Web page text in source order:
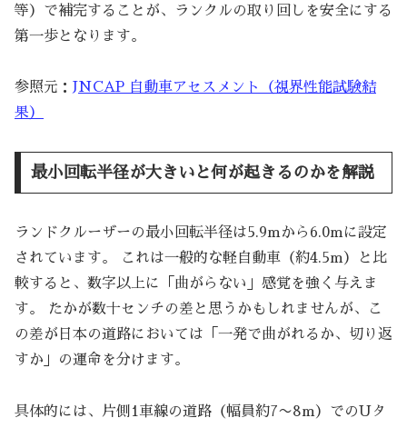
等）で補完することが、ランクルの取り回しを安全にする
第一歩となります。
参照元： JNCAP 自動車アセスメント（視界性能試験結
果）
最小回転半径が大きいと何が起きるのかを解説
ランドクルーザーの最小回転半径は5.9mから6.0mに設定
されています。 これは一般的な軽自動車（約4.5m）と比
較すると、数字以上に「曲がらない」感覚を強く与えま
す。 たかが数十センチの差と思うかもしれませんが、こ
の差が日本の道路においては「一発で曲がれるか、切り返
すか」の運命を分けます。
具体的には、片側1車線の道路（幅員約7〜8m）でのUタ